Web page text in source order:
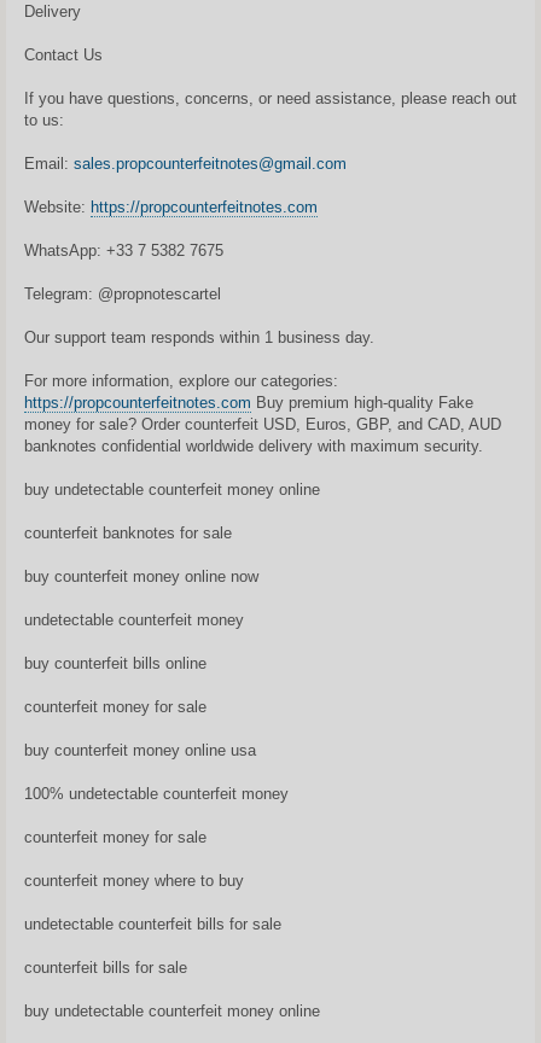
n
Delivery
Contact Us
If you have questions, concerns, or need assistance, please reach out
to us:
Email: sales.propcounterfeitnotes@gmail.com
Website: https://propcounterfeitnotes.com
WhatsApp: +33 7 5382 7675
Telegram: @propnotescartel
Our support team responds within 1 business day.
For more information, explore our categories:
https://propcounterfeitnotes.com Buy premium high-quality Fake
money for sale? Order counterfeit USD, Euros, GBP, and CAD, AUD
banknotes confidential worldwide delivery with maximum security.
buy undetectable counterfeit money online
counterfeit banknotes for sale
buy counterfeit money online now
undetectable counterfeit money
buy counterfeit bills online
counterfeit money for sale
buy counterfeit money online usa
100% undetectable counterfeit money
counterfeit money for sale
counterfeit money where to buy
undetectable counterfeit bills for sale
counterfeit bills for sale
buy undetectable counterfeit money online